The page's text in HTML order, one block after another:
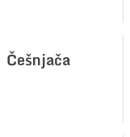
Češnjača